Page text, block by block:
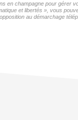
champagne pour
et libertés », vous
au démarchage